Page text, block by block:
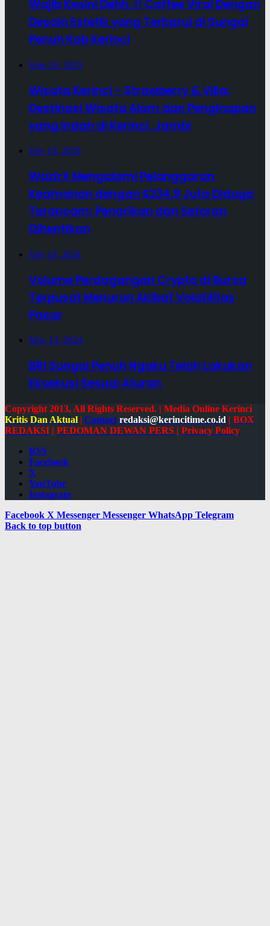
Wajib Kesini Dehh..!! Caffee Viral Dengan
Desain Estetik yang Terbarui di Sungai
Penuh Kab Kerinci
June 10, 2025
Wisata Kerinci – Strawberry & Villa:
Destinasi Wisata Alam dan Penginapan
yang Indah di Kerinci, Jambi
July 19, 2024
WazirX Mengalami Pelanggaran
Keamanan dengan $234,9 Juta Diduga
Terancam; Penarikan dan Setoran
Dihentikan
July 19, 2024
Volume Perdagangan Crypto di Bursa
Terpusat Menurun Akibat Volatilitas
Pasar
May 14, 2024
BRI Sungai Penuh Ngaku Telah Lakukan
Eksekusi Sesuai Aturan
Copyright 2013, All Rights Reserved. | Media Online Kerinci
Kritis Dan Aktual | Contact redaksi@kerincitime.co.id | BOX
REDAKSI | PEDOMAN DEWAN PERS | Privacy Policy
RSS
Facebook
X
YouTube
Instagram
Facebook X Messenger Messenger WhatsApp Telegram
Back to top button